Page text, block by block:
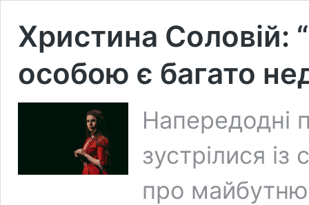
Христина Соловій:
особою є багато
Напередодні
зустрілися
про майбутню